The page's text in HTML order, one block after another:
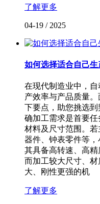
了解更多
04-19 / 2025
如何选择适合自己
在现代制造业中，
产效率与产品质量
下要点，助您挑选
确加工需求是首要任
材料及尺寸范围。
器件、钟表零件等，
其具备高转速、高精
而加工较大尺寸、
大、刚性更强的机
了解更多